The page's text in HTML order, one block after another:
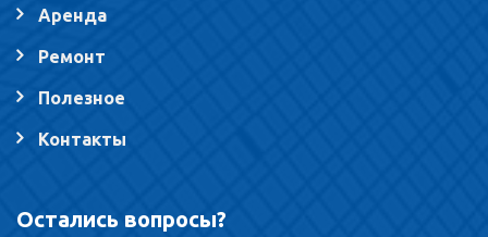
Аренда
Ремонт
Полезное
Контакты
Остались вопросы?